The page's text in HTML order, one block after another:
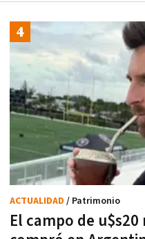
El campo de
ACTUALIDAD / Patrimonio